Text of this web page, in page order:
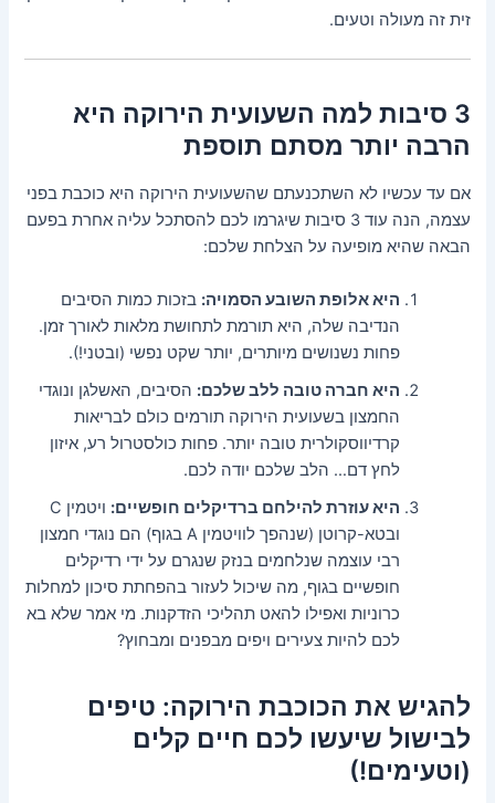
זית זה מעולה וטעים.
3 סיבות למה השעועית הירוקה היא
הרבה יותר מסתם תוספת
אם עד עכשיו לא השתכנעתם שהשעועית הירוקה היא כוכבת בפני
עצמה, הנה עוד 3 סיבות שיגרמו לכם להסתכל עליה אחרת בפעם
הבאה שהיא מופיעה על הצלחת שלכם:
היא אלופת השובע הסמויה: בזכות כמות הסיבים
הנדיבה שלה, היא תורמת לתחושת מלאות לאורך זמן.
פחות נשנושים מיותרים, יותר שקט נפשי (ובטני!).
היא חברה טובה ללב שלכם: הסיבים, האשלגן ונוגדי
החמצון בשעועית הירוקה תורמים כולם לבריאות
קרדיווסקולרית טובה יותר. פחות כולסטרול רע, איזון
לחץ דם… הלב שלכם יודה לכם.
היא עוזרת להילחם ברדיקלים חופשיים:
ויטמין C
ובטא-קרוטן (שנהפך לוויטמין A בגוף) הם נוגדי חמצון
רבי עוצמה שנלחמים בנזק שנגרם על ידי רדיקלים
חופשיים בגוף, מה שיכול לעזור בהפחתת סיכון למחלות
כרוניות ואפילו להאט תהליכי הזדקנות. מי אמר שלא בא
לכם להיות צעירים ויפים מבפנים ומבחוץ?
להגיש את הכוכבת הירוקה: טיפים
לבישול שיעשו לכם חיים קלים
(וטעימים!)